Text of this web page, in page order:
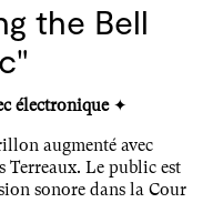
the Bell
électronique✦
augmenté avec
Terreaux. Le public est
sonore dans la Cour